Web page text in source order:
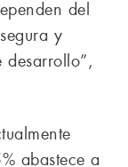
del
y
abastece a